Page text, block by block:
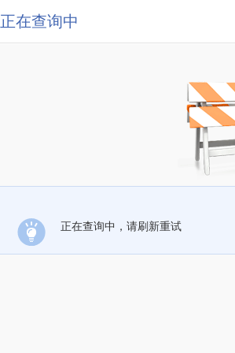
正在查询中
正在查询中，请刷新重试